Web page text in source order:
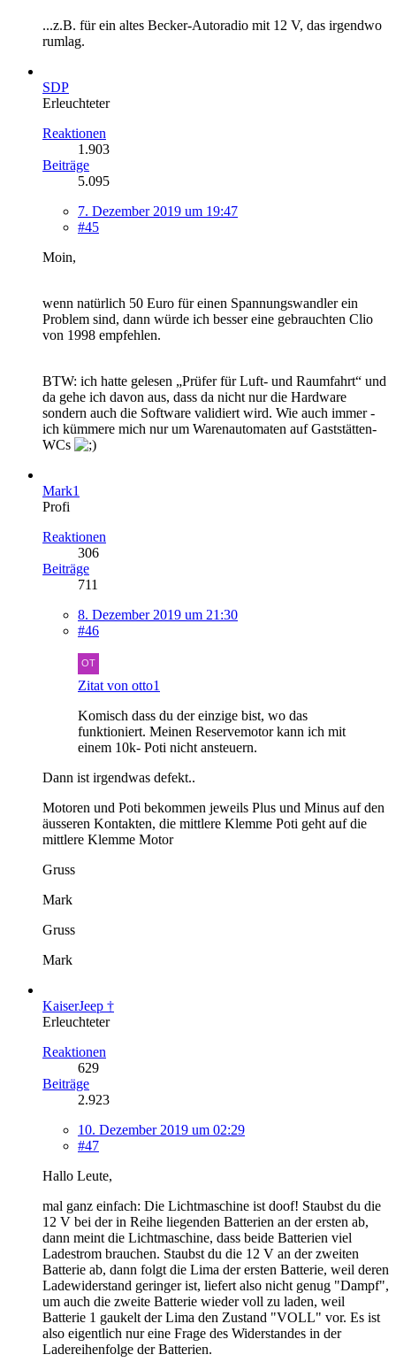
...z.B. für ein altes Becker-Autoradio mit 12 V, das irgendwo
rumlag.
SDP
Erleuchteter
Reaktionen
1.903
Beiträge
5.095
7. Dezember 2019 um 19:47
#45
Moin,
wenn natürlich 50 Euro für einen Spannungswandler ein
Problem sind, dann würde ich besser eine gebrauchten Clio
von 1998 empfehlen.
BTW: ich hatte gelesen „Prüfer für Luft- und Raumfahrt“ und
da gehe ich davon aus, dass da nicht nur die Hardware
sondern auch die Software validiert wird. Wie auch immer -
ich kümmere mich nur um Warenautomaten auf Gaststätten-
WCs
Mark1
Profi
Reaktionen
306
Beiträge
711
8. Dezember 2019 um 21:30
#46
Zitat von otto1
Komisch dass du der einzige bist, wo das
funktioniert. Meinen Reservemotor kann ich mit
einem 10k- Poti nicht ansteuern.
Dann ist irgendwas defekt..
Motoren und Poti bekommen jeweils Plus und Minus auf den
äusseren Kontakten, die mittlere Klemme Poti geht auf die
mittlere Klemme Motor
Gruss
Mark
Gruss
Mark
KaiserJeep †
Erleuchteter
Reaktionen
629
Beiträge
2.923
10. Dezember 2019 um 02:29
#47
Hallo Leute,
mal ganz einfach: Die Lichtmaschine ist doof! Staubst du die
12 V bei der in Reihe liegenden Batterien an der ersten ab,
dann meint die Lichtmaschine, dass beide Batterien viel
Ladestrom brauchen. Staubst du die 12 V an der zweiten
Batterie ab, dann folgt die Lima der ersten Batterie, weil deren
Ladewiderstand geringer ist, liefert also nicht genug "Dampf",
um auch die zweite Batterie wieder voll zu laden, weil
Batterie 1 gaukelt der Lima den Zustand "VOLL" vor. Es ist
also eigentlich nur eine Frage des Widerstandes in der
Ladereihenfolge der Batterien.